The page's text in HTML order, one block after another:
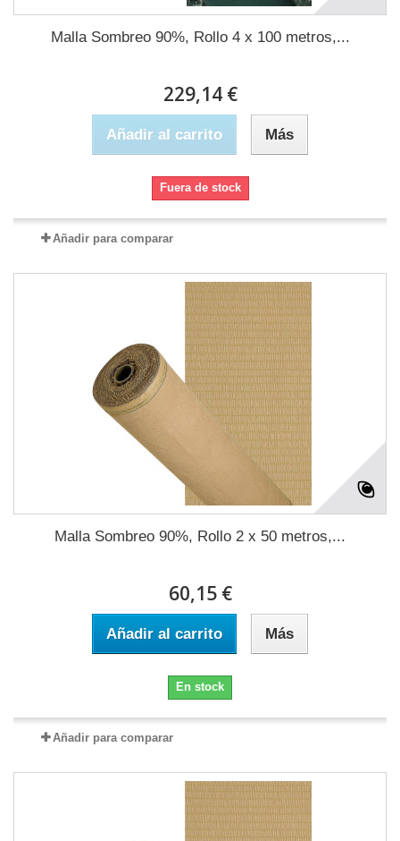
Malla Sombreo 90%, Rollo 4 x 100 metros,...
229,14 €
Añadir al carrito Más
Fuera de stock
Añadir para comparar
Malla Sombreo 90%, Rollo 2 x 50 metros,...
60,15 €
Añadir al carrito Más
En stock
Añadir para comparar